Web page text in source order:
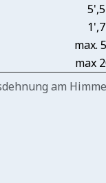
am
5',5
1',7
max.
max